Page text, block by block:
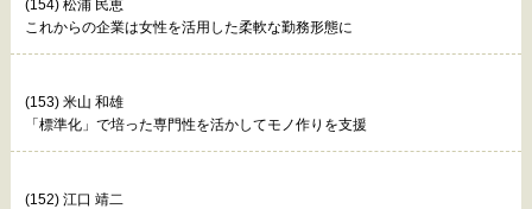
(154) 松浦 民恵
これからの企業は女性を活用した柔軟な勤務形態に
(153) 米山 和雄
「標準化」で培った専門性を活かしてモノ作りを支援
(152) 江口 靖二